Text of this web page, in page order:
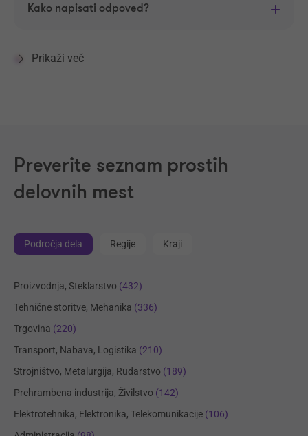
Kako napisati odpoved?
Prikaži več
Preverite seznam prostih
delovnih mest
Področja dela Regije Kraji
Proizvodnja, Steklarstvo (432)
Tehnične storitve, Mehanika (336)
Trgovina (220)
Transport, Nabava, Logistika (210)
Strojništvo, Metalurgija, Rudarstvo (189)
Prehrambena industrija, Živilstvo (142)
Elektrotehnika, Elektronika, Telekomunikacije (106)